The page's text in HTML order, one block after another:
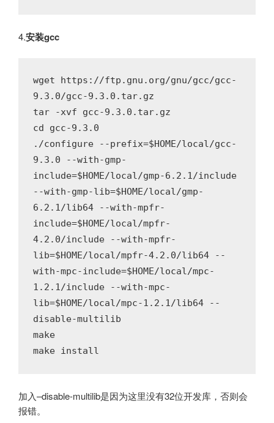
4.安装gcc
wget https://ftp.gnu.org/gnu/gcc/gcc-
9.3.0/gcc-9.3.0.tar.gz
tar -xvf gcc-9.3.0.tar.gz
cd gcc-9.3.0
./configure --prefix=$HOME/local/gcc-
9.3.0 --with-gmp-
include=$HOME/local/gmp-6.2.1/include
--with-gmp-lib=$HOME/local/gmp-
6.2.1/lib64 --with-mpfr-
include=$HOME/local/mpfr-
4.2.0/include --with-mpfr-
lib=$HOME/local/mpfr-4.2.0/lib64 --
with-mpc-include=$HOME/local/mpc-
1.2.1/include --with-mpc-
lib=$HOME/local/mpc-1.2.1/lib64 --
disable-multilib
make
make install
加入–disable-multilib是因为这里没有32位开发库，否则会
报错。